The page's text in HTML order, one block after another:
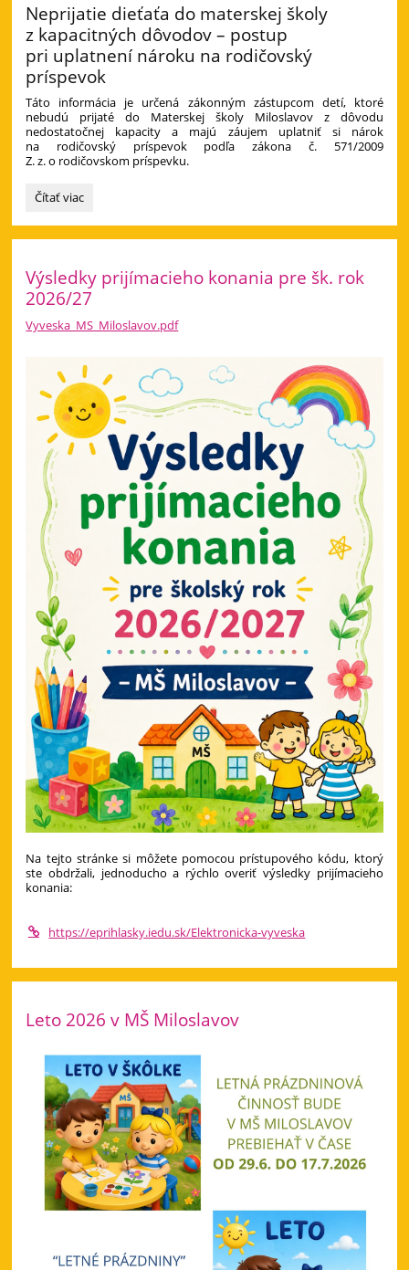
Neprijatie dieťaťa do materskej školy
z kapacitných dôvodov – postup
pri uplatnení nároku na rodičovský
príspevok
Táto informácia je určená zákonným zástupcom detí, ktoré
nebudú prijaté do Materskej školy Miloslavov z dôvodu
nedostatočnej kapacity a majú záujem uplatniť si nárok
na rodičovský príspevok podľa zákona č. 571/2009
Z. z. o rodičovskom príspevku.
Informácia
zákonných
Čítať viac
Výsledky prijímacieho konania pre šk. rok
2026/27
Vyveska_MS_Miloslavov.pdf
Na tejto stránke si môžete pomocou prístupového kódu, ktorý
ste obdržali, jednoducho a rýchlo overiť výsledky prijímacieho
konania:
https://eprihlasky.iedu.sk/Elektronicka-vyveska
Leto 2026 v MŠ Miloslavov